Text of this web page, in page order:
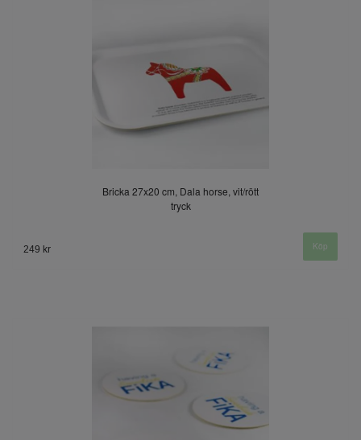
Bricka 27x20 cm, Dala horse, vit/rött
tryck
249 kr